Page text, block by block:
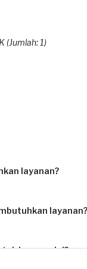
(Jumlah: 1)
layanan?
layanan?
layanan ini?